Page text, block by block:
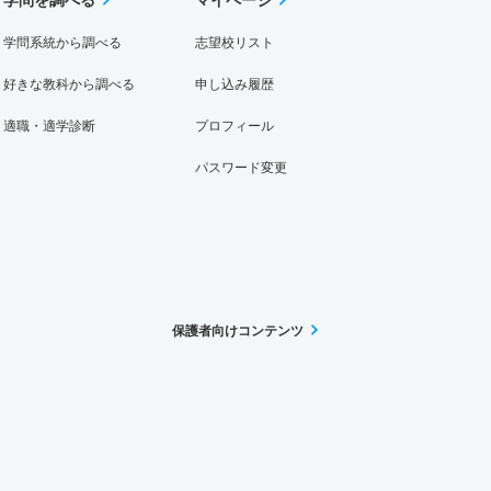
学問系統から調べる
好きな教科から調べる
適職・適学診断
志望校リスト
申し込み履歴
プロフィール
パスワード変更
保護者向けコンテンツ